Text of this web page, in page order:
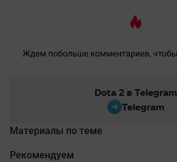
Dota 2 в Telegram
Telegram
Материалы по теме
Рекомендуем